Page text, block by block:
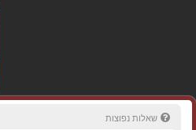
שאלות נפוצות